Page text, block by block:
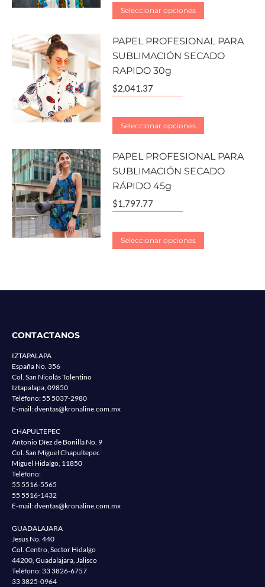
Seleccionar opciones
PAPEL PROFESIONAL PARA
SUBLIMACIÓN SECADO
RAPIDO 30g
$2,041.37
Seleccionar opciones
PAPEL PROFESIONAL PARA
SUBLIMACIÓN SECADO
RÁPIDO 45g
$1,797.77
Seleccionar opciones
CONTACTANOS
IZTAPALAPA
España No. 356
Col. San Nicolás Tolentino
Iztapalapa, 09850
Teléfono:55 5037-2980
E-mail:dventas@kronaline.com.mx
CHAPULTEPEC
Antonio Díez de Bonilla No. 9
Col. San Miguel Chapultepec
Miguel Hidalgo, 11850
Teléfono:
55 5516-5565
55 5516-1432
E-mail:dventas@kronaline.com.mx
GUADALAJARA
Jesus No. 440
Col. Centro, Sector Hidalgo
44200, Guadalajara, Jalisco
Teléfono: 33 3826-6757
33 3825-0964